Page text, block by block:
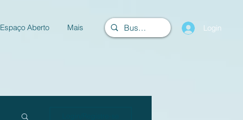
Espaço Aberto Mais Login